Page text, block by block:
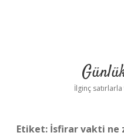
İlginç satırlarla
Etiket: İsfirar vakti ne